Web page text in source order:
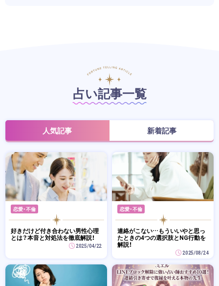
占い記事一覧
人気記事 新着記事
恋愛・不倫
好きだけど付き合わない男性心理
とは？本音と対処法を徹底解説！
2025/04/22
恋愛・不倫
連絡がこない…もういいやと思っ
たときの4つの選択肢とNG行動を
解説！
2025/08/24